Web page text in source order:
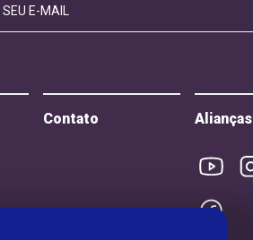
SEU E-MAIL
Contato Alianças